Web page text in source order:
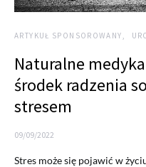
ARTYKUŁ SPONSOROWANY
Naturalne
środek radzenia
stresem
09/09/2022
Stres może się pojawić w